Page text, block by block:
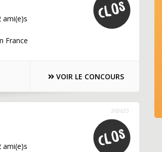
ami(e)s
France
VOIR LE CONCOURS
369633
ami(e)s